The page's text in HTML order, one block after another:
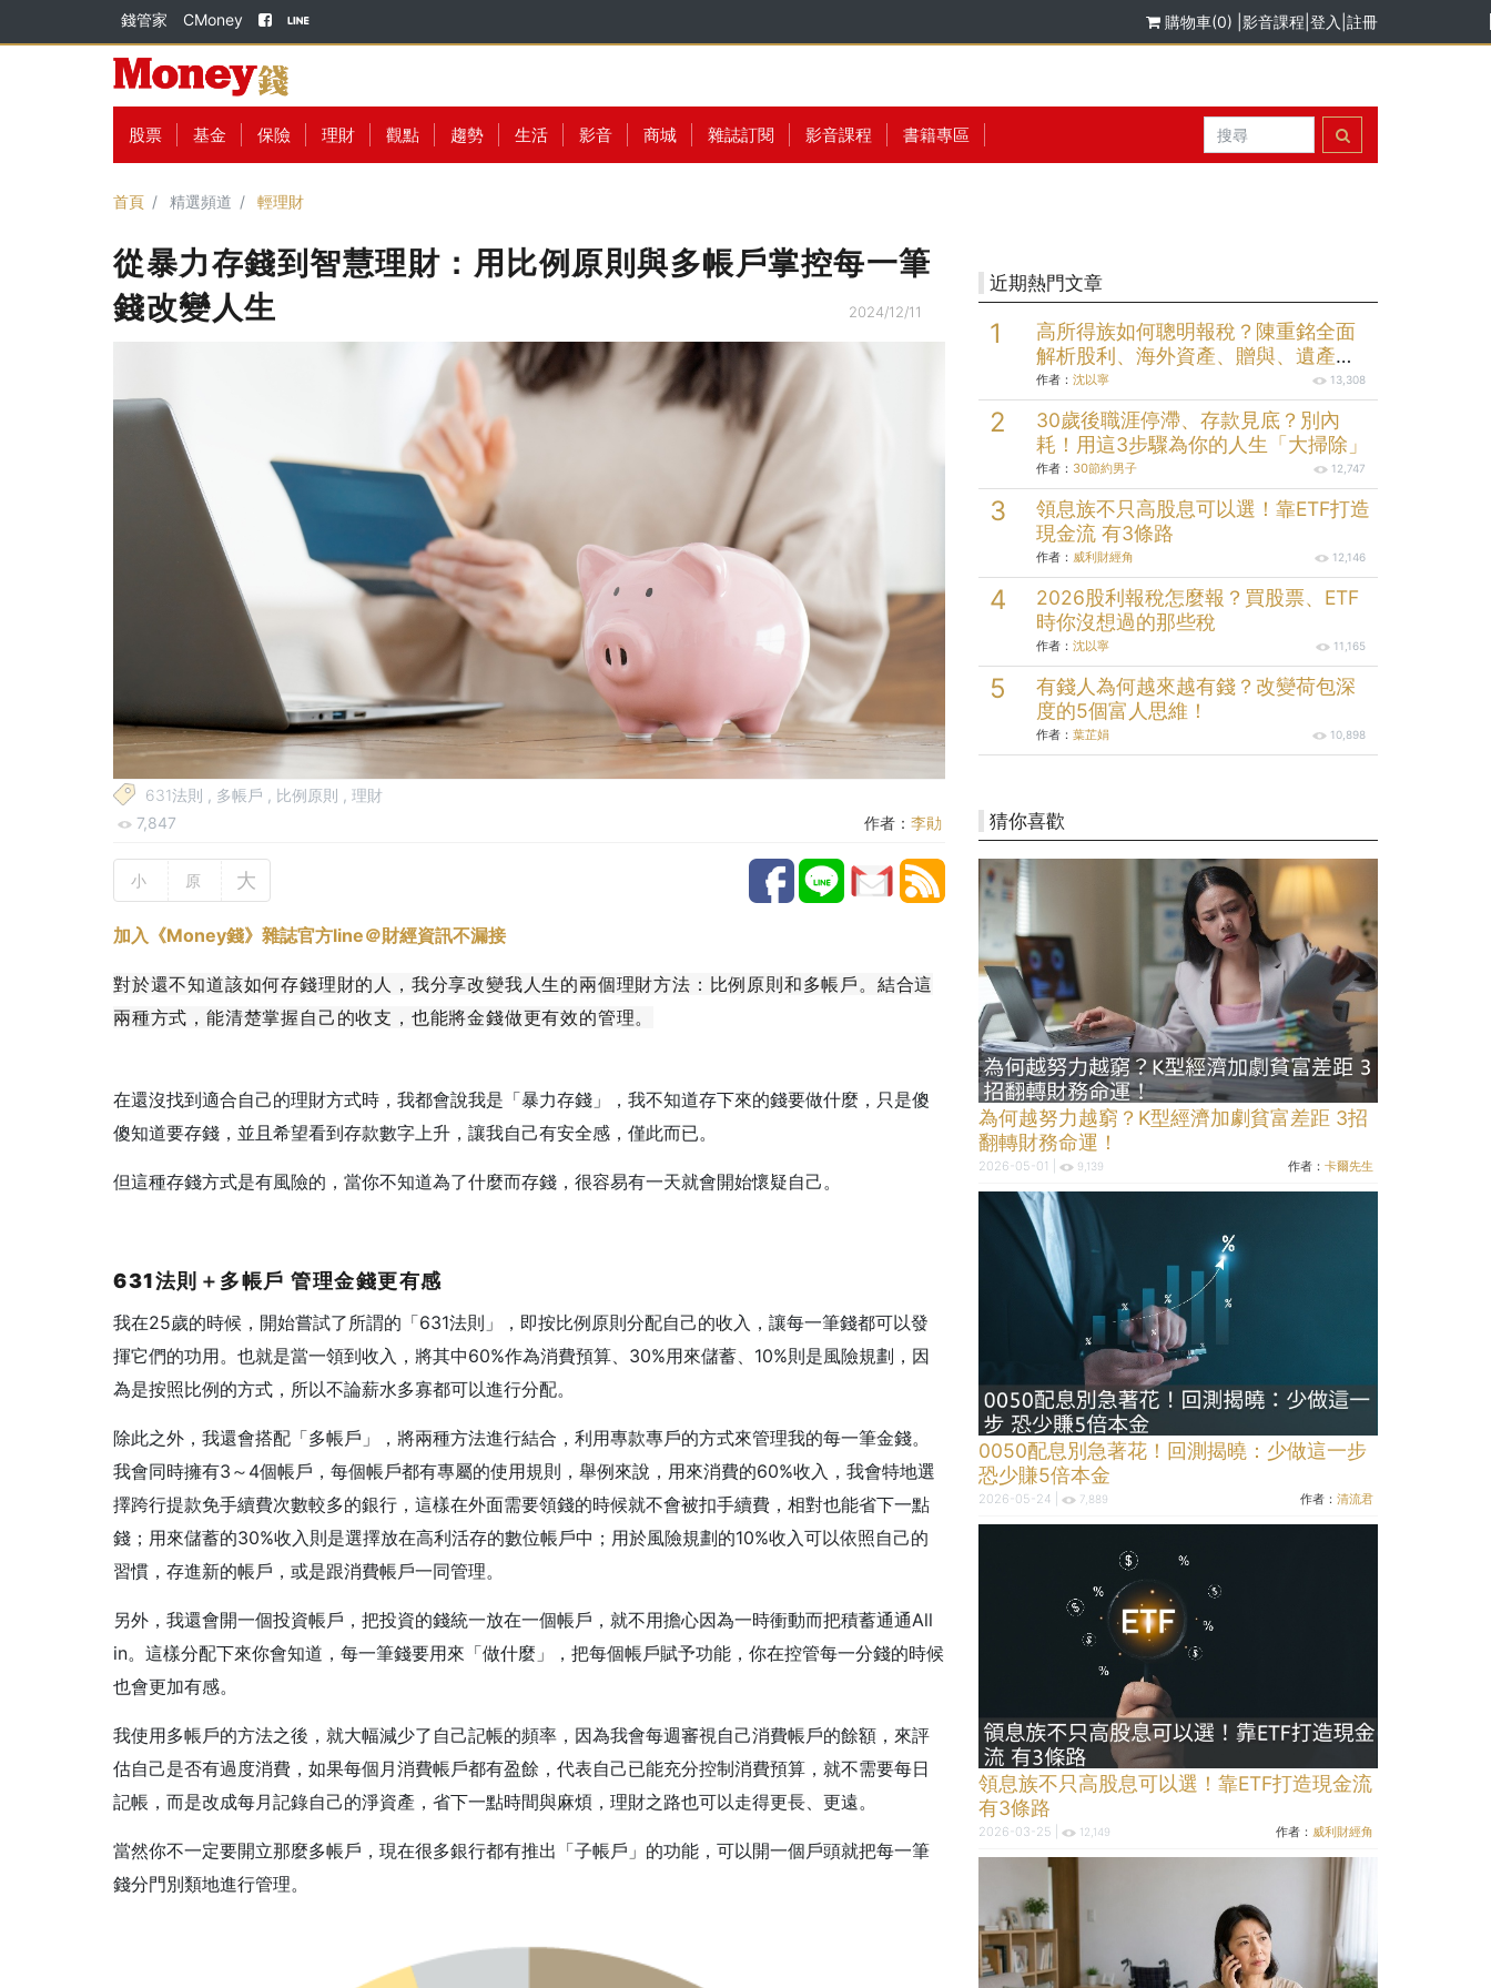
錢管家 CMoney 購物車(0) 影音課程 登入 註冊
股票 基金 保險 理財 觀點 趨勢 生活 影音 商城 雜誌訂閱 影音課程 書籍專區
首頁 精選頻道 輕理財
從暴力存錢到智慧理財：用比例原則與多帳戶掌控每一筆
錢改變人生
2024/12/11
631法則 , 多帳戶 , 比例原則 , 理財
7,847
作者： 李勛
小 原 大
加入《Money錢》雜誌官方line＠財經資訊不漏接
對於還不知道該如何存錢理財的人，我分享改變我人生的兩個理財方法：比例原則和多帳戶。結合這
兩種方式，能清楚掌握自己的收支，也能將金錢做更有效的管理。
在還沒找到適合自己的理財方式時，我都會說我是「暴力存錢」，我不知道存下來的錢要做什麼，只是傻
傻知道要存錢，並且希望看到存款數字上升，讓我自己有安全感，僅此而已。
但這種存錢方式是有風險的，當你不知道為了什麼而存錢，很容易有一天就會開始懷疑自己。
631法則＋多帳戶 管理金錢更有感
我在25歲的時候，開始嘗試了所謂的「631法則」，即按比例原則分配自己的收入，讓每一筆錢都可以發
揮它們的功用。也就是當一領到收入，將其中60%作為消費預算、30%用來儲蓄、10%則是風險規劃，因
為是按照比例的方式，所以不論薪水多寡都可以進行分配。
除此之外，我還會搭配「多帳戶」，將兩種方法進行結合，利用專款專戶的方式來管理我的每一筆金錢。
我會同時擁有3～4個帳戶，每個帳戶都有專屬的使用規則，舉例來說，用來消費的60%收入，我會特地選
擇跨行提款免手續費次數較多的銀行，這樣在外面需要領錢的時候就不會被扣手續費，相對也能省下一點
錢；用來儲蓄的30%收入則是選擇放在高利活存的數位帳戶中；用於風險規劃的10%收入可以依照自己的
習慣，存進新的帳戶，或是跟消費帳戶一同管理。
另外，我還會開一個投資帳戶，把投資的錢統一放在一個帳戶，就不用擔心因為一時衝動而把積蓄通通All
in。這樣分配下來你會知道，每一筆錢要用來「做什麼」，把每個帳戶賦予功能，你在控管每一分錢的時候
也會更加有感。
我使用多帳戶的方法之後，就大幅減少了自己記帳的頻率，因為我會每週審視自己消費帳戶的餘額，來評
估自己是否有過度消費，如果每個月消費帳戶都有盈餘，代表自己已能充分控制消費預算，就不需要每日
記帳，而是改成每月記錄自己的淨資產，省下一點時間與麻煩，理財之路也可以走得更長、更遠。
當然你不一定要開立那麼多帳戶，現在很多銀行都有推出「子帳戶」的功能，可以開一個戶頭就把每一筆
錢分門別類地進行管理。
近期熱門文章
高所得族如何聰明報稅？陳重銘全面
解析股利、海外資產、贈與、遺產報
稅規劃
作者： 沈以寧 13,308
30歲後職涯停滯、存款見底？別內
耗！用這3步驟為你的人生「大掃除」
作者： 30節約男子 12,747
領息族不只高股息可以選！靠ETF打造
現金流 有3條路
作者： 威利財經角 12,146
2026股利報稅怎麼報？買股票、ETF
時你沒想過的那些稅
作者： 沈以寧 11,165
有錢人為何越來越有錢？改變荷包深
度的5個富人思維！
作者： 葉芷娟 10,898
猜你喜歡
為何越努力越窮？K型經濟加劇貧富差距 3招
翻轉財務命運！
2026-05-01 | 9,139 作者：卡爾先生
0050配息別急著花！回測揭曉：少做這一步
恐少賺5倍本金
2026-05-24 | 7,889 作者：清流君
領息族不只高股息可以選！靠ETF打造現金流
有3條路
2026-03-25 | 12,149 作者： 威利財經角